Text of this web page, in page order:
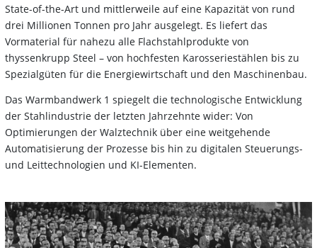
State-of-the-Art und mittlerweile auf eine Kapazität von rund
drei Millionen Tonnen pro Jahr ausgelegt. Es liefert das
Vormaterial für nahezu alle Flachstahlprodukte von
thyssenkrupp Steel – von hochfesten Karosseriestählen bis zu
Spezialgüten für die Energiewirtschaft und den Maschinenbau.
Das Warmbandwerk 1 spiegelt die technologische Entwicklung
der Stahlindustrie der letzten Jahrzehnte wider: Von
Optimierungen der Walztechnik über eine weitgehende
Automatisierung der Prozesse bis hin zu digitalen Steuerungs-
und Leittechnologien und KI-Elementen.